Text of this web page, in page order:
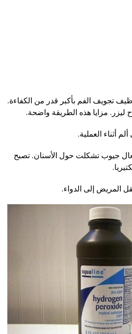
تجويف الفم بأكبر قدر من الكفاءة.
ليزر. مزايا هذه الطريقة واضحة.
أثناء العملية.
جيوب تشكلت حول الأسنان. تصبح
المريض إلى الدواء.